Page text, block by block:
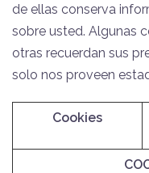
de ellas conserva
sobre usted. Algunas
otras recuerdan sus
solo nos proveen
Cookies